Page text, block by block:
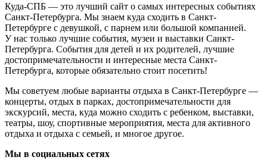
Куда-СПБ — это лучший сайт о самых интересных событиях
Санкт-Петербурга. Мы знаем куда сходить в Санкт-
Петербурге с девушкой, с парнем или большой компанией.
У нас только лучшие события, музеи и выставки Санкт-
Петербурга. События для детей и их родителей, лучшие
достопримечательности и интересные места Санкт-
Петербурга, которые обязательно стоит посетить!
Мы советуем любые варианты отдыха в Санкт-Петербурге —
концерты, отдых в парках, достопримечательности для
экскурсий, места, куда можно сходить с ребенком, выставки,
театры, шоу, спортивные мероприятия, места для активного
отдыха и отдыха с семьей, и многое другое.
Мы в социальных сетях